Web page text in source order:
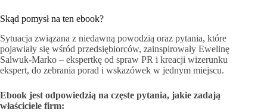
Skąd pomysł na ten ebook?
Sytuacja związana z niedawną powodzią oraz pytania, które
pojawiały się wśród przedsiębiorców, zainspirowały Ewelinę
Salwuk-Marko – ekspertkę od spraw PR i kreacji wizerunku
ekspert, do zebrania porad i wskazówek w jednym miejscu.
Ebook jest odpowiedzią na częste pytania, jakie zadają
właściciele firm: